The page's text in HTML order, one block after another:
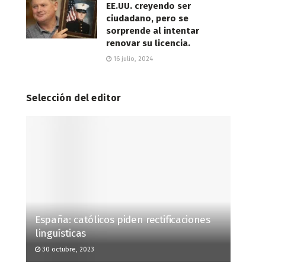
EE.UU. creyendo ser
ciudadano, pero se
sorprende al intentar
renovar su licencia.
16 julio, 2024
Selección del editor
España: católicos piden rectificaciones
linguísticas
30 octubre, 2023